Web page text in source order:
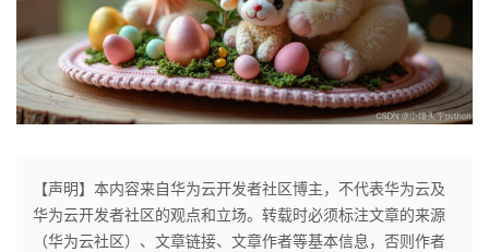
【声明】本内容来自华为云开发者社区博主，不代表华为云及
华为云开发者社区的观点和立场。转载时必须标注文章的来源
（华为云社区）、文章链接、文章作者等基本信息，否则作者